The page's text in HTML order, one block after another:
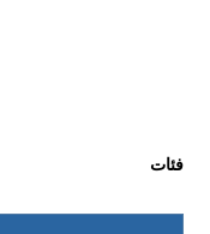
فئات